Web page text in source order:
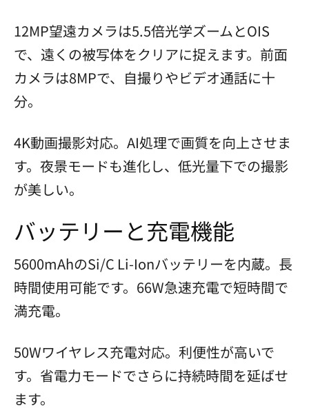
12MP望遠カメラは5.5倍光学ズームとOIS
で、遠くの被写体をクリアに捉えます。前面
カメラは8MPで、自撮りやビデオ通話に十
分。
4K動画撮影対応。AI処理で画質を向上させま
す。夜景モードも進化し、低光量下での撮影
が美しい。
バッテリーと充電機能
5600mAhのSi/C Li-Ionバッテリーを内蔵。長
時間使用可能です。66W急速充電で短時間で
満充電。
50Wワイヤレス充電対応。利便性が高いで
す。省電力モードでさらに持続時間を延ばせ
ます。